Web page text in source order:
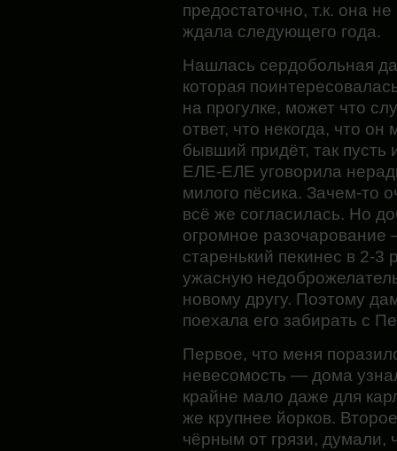
предостаточно, т.к. она
ждала следующего года.
Нашлась сердобольная
которая
на прогулке, может что
ответ, что некогда, что
бывший придёт, так
ЕЛЕ-ЕЛЕ уговорила
милого пёсика. Зачем-то
всё же согласилась. Но
огромное
старенький пекинес в 2-
ужасную
новому другу. Поэтому
поехала его забирать с
Первое, что меня
невесомость — дома
крайне мало даже для
же крупнее йорков.
чёрным от грязи,